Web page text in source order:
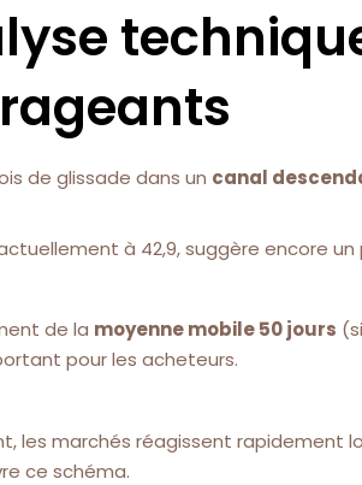
de glissade dans un canal
à 42,9, suggère encore
de la moyenne mobile 50 jours
pour les acheteurs.
les marchés réagissent rapidement
ce schéma.